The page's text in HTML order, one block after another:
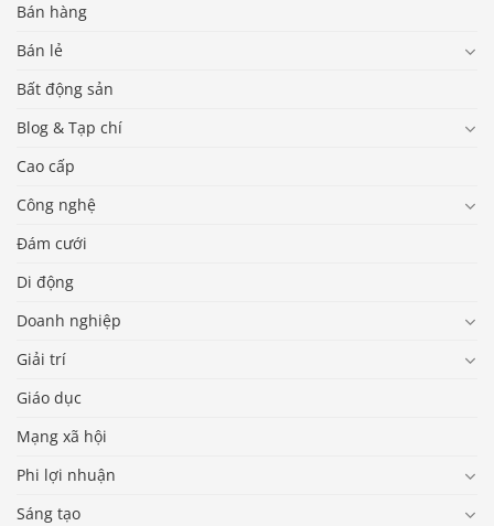
Bán hàng
Bán lẻ
Bất động sản
Blog & Tạp chí
Cao cấp
Công nghệ
Đám cưới
Di động
Doanh nghiệp
Giải trí
Giáo dục
Mạng xã hội
Phi lợi nhuận
Sáng tạo